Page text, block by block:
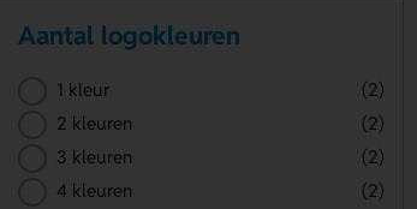
Aantal logokleuren
1 kleur
(2)
2 kleuren
(2)
3 kleuren
(2)
4 kleuren
(2)